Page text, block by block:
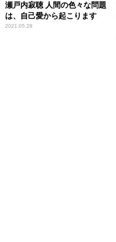
瀬戸内寂聴 人間の色々な問題
は、自己愛から起こります
2021.05.29